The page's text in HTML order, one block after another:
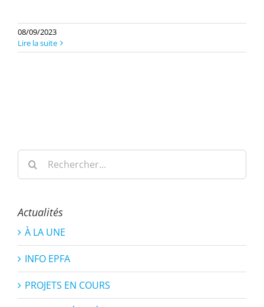
08/09/2023
Lire la suite
Rechercher:
Actualités
À LA UNE
INFO EPFA
PROJETS EN COURS